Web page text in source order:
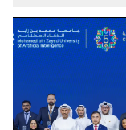
الإماراتيين في
الاصطناعي